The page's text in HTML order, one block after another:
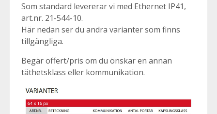
Som standard levererar vi med Ethernet IP41,
art.nr. 21-544-10.
Här nedan ser du andra varianter som finns
tillgängliga.
Begär offert/pris om du önskar en annan
täthetsklass eller kommunikation.